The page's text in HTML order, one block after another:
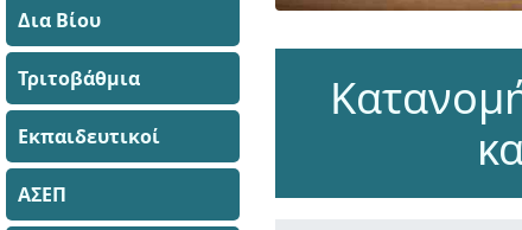
Δια Βίου
Τριτοβάθμια
Εκπαιδευτικοί
ΑΣΕΠ